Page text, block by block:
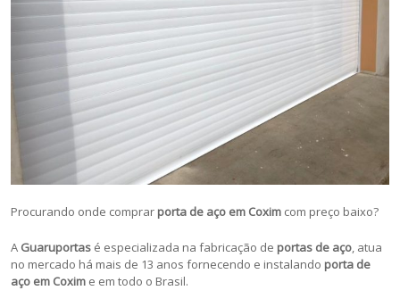
Procurando onde comprar porta de aço em Coxim com preço baixo?
A Guaruportas é especializada na fabricação de portas de aço, atua
no mercado há mais de 13 anos fornecendo e instalando porta de
aço em Coxim e em todo o Brasil.